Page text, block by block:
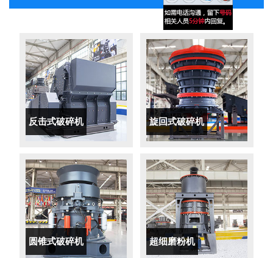
反击式破碎机 旋回式破碎机
圆锥式破碎机 超细磨粉机